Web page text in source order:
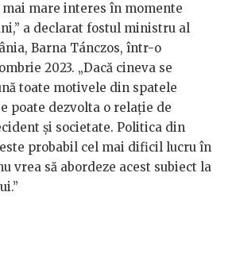
mai mare interes în momente
a declarat fostul ministru al
Barna Tánczos, într-o
2023. „Dacă cineva se
toate motivele din spatele
poate dezvolta o relație de
și societate. Politica din
probabil cel mai dificil lucru în
vrea să abordeze acest subiect la